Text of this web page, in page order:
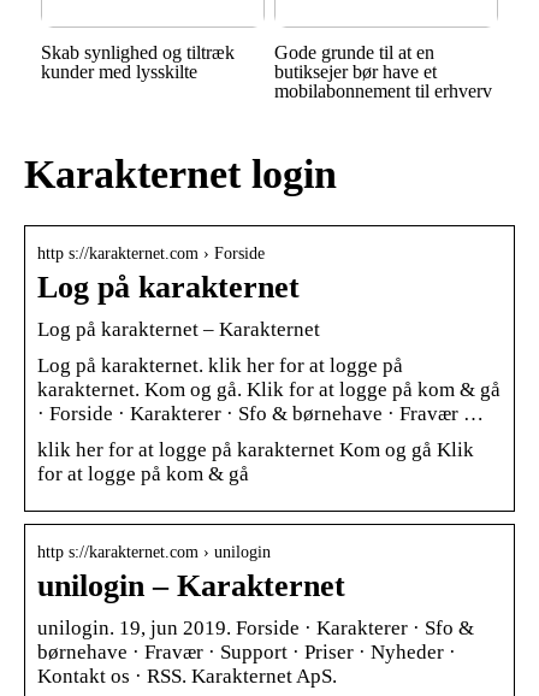
Skab synlighed og tiltræk
kunder med lysskilte
Gode grunde til at en
butiksejer bør have et
mobilabonnement til erhverv
Karakternet login
http s://karakternet.com › Forside
Log på karakternet
Log på karakternet – Karakternet
Log på karakternet. klik her for at logge på
karakternet. Kom og gå. Klik for at logge på kom & gå
· Forside · Karakterer · Sfo & børnehave · Fravær …
klik her for at logge på karakternet Kom og gå Klik
for at logge på kom & gå
http s://karakternet.com › unilogin
unilogin – Karakternet
unilogin. 19, jun 2019. Forside · Karakterer · Sfo &
børnehave · Fravær · Support · Priser · Nyheder ·
Kontakt os · RSS. Karakternet ApS.